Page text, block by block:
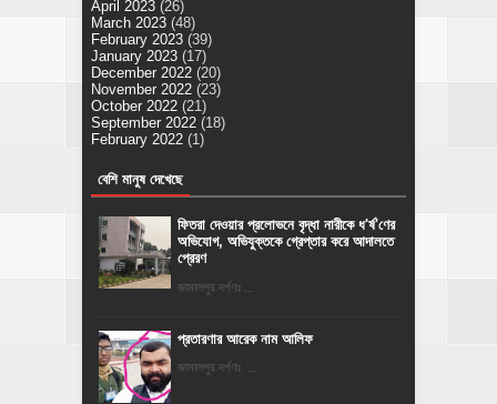
April 2023 (26)
March 2023 (48)
February 2023 (39)
January 2023 (17)
December 2022 (20)
November 2022 (23)
October 2022 (21)
September 2022 (18)
February 2022 (1)
বেশি মানুষ দেখেছে
ফিতরা দেওয়ার প্রলোভনে বৃদ্ধা নারীকে ধ'র্ষ'ণের
অভিযোগ, অভিযুক্তকে গ্রেপ্তার করে আদালতে
প্রেরণ
জামালপুর দর্পণঃ ...
প্রতারণার আরেক নাম আলিফ
জামালপুর দর্পণঃ ...